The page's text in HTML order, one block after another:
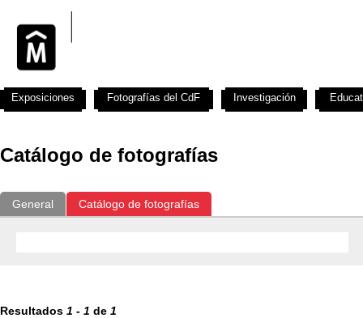
Catálogo de fotografías
General Catálogo de fotografías
Resultados 1 - 1 de 1
Exposiciones Fotografías del CdF Investigación